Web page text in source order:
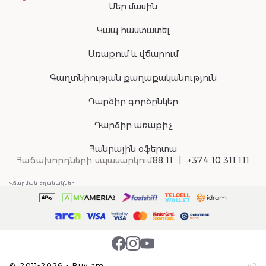
Մեր մասին
Կապ հաստատել
Առաքում և վճարում
Գաղտնիության քաղաքականություն
Դարձիր գործընկեր
Դարձիր առաքիչ
Հանրային օֆերտա
Հաճախորդների սպասարկում88 11 +374 10 311 111
Վճարման եղանակներ